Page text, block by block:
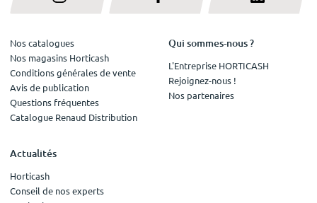
Nos catalogues
Nos magasins Horticash
Conditions générales de vente
Avis de publication
Questions fréquentes
Catalogue Renaud Distribution
Qui sommes-nous ?
L'Entreprise HORTICASH
Rejoignez-nous !
Nos partenaires
Actualités
Horticash
Conseil de nos experts